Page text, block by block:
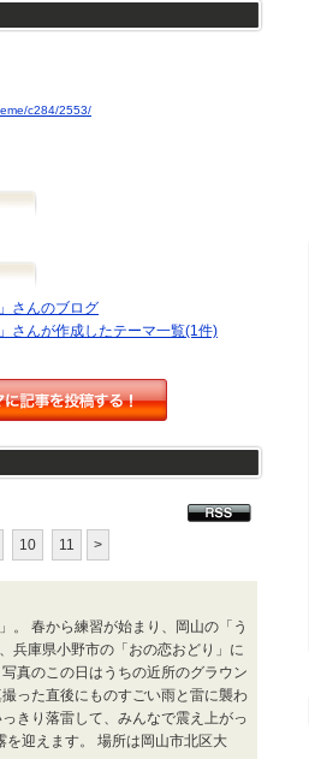
c284/2553/
さんのブログ
さんが作成したテーマ一覧(1件)
10 11 >
。 春から練習が始まり、岡山の「う
兵庫県小野市の「おの恋おどり」に
真のこの日はうちの近所のグラウン
った直後にものすごい雨と雷に襲わ
きり落雷して、みんなで震え上がっ
迎えます。 場所は岡山市北区大